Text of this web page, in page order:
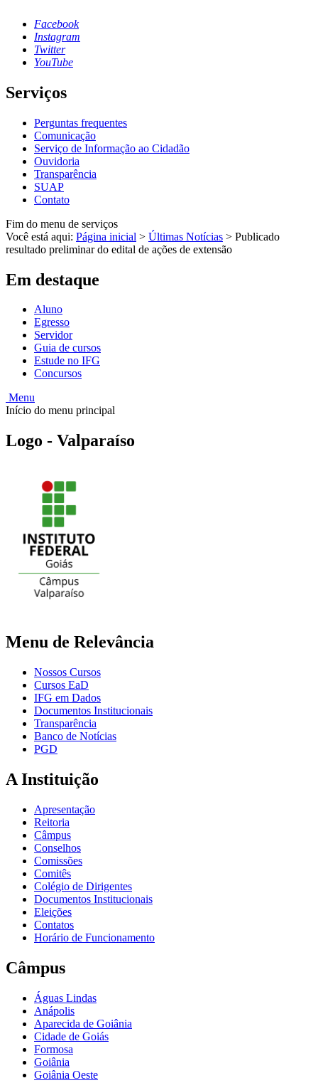
Facebook
Instagram
Twitter
YouTube
Serviços
Perguntas frequentes
Comunicação
Serviço de Informação ao Cidadão
Ouvidoria
Transparência
SUAP
Contato
Fim do menu de serviços
Você está aqui: Página inicial > Últimas Notícias > Publicado
resultado preliminar do edital de ações de extensão
Em destaque
Aluno
Egresso
Servidor
Guia de cursos
Estude no IFG
Concursos
Menu
Início do menu principal
Logo - Valparaíso
Menu de Relevância
Nossos Cursos
Cursos EaD
IFG em Dados
Documentos Institucionais
Transparência
Banco de Notícias
PGD
A Instituição
Apresentação
Reitoria
Câmpus
Conselhos
Comissões
Comitês
Colégio de Dirigentes
Documentos Institucionais
Eleições
Contatos
Horário de Funcionamento
Câmpus
Águas Lindas
Anápolis
Aparecida de Goiânia
Cidade de Goiás
Formosa
Goiânia
Goiânia Oeste